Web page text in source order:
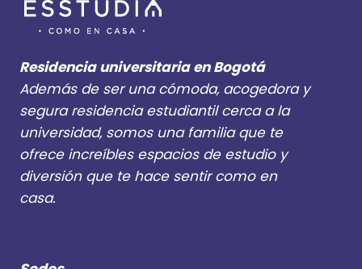
Residencia universitaria en Bogotá
Además de ser una cómoda, acogedora y
segura residencia estudiantil cerca a la
universidad, somos una familia que te
ofrece increíbles espacios de estudio y
diversión que te hace sentir como en
casa.